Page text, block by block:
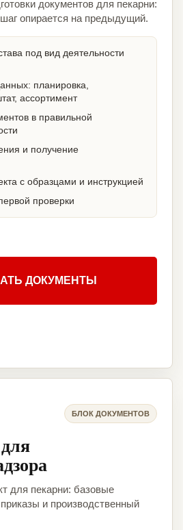
документов для пекарни:
опирается на предыдущий.
под вид деятельности
планировка,
ассортимент
в правильной
и получение
с образцами и инструкцией
проверки
ДОКУМЕНТЫ
БЛОК ДОКУМЕНТОВ
для пекарни: базовые
и производственный